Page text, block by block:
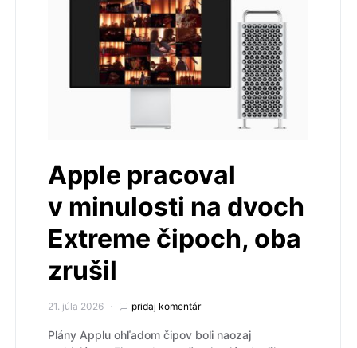
Apple pracoval
v minulosti na dvoch
Extreme čipoch, oba
zrušil
21. júla 2026 pridaj komentár
Plány Applu ohľadom čipov boli naozaj